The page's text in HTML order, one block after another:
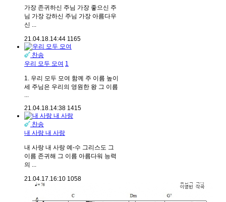
가장 존귀하신 주님 가장 좋으신 주
님 가장 강하신 주님 가장 아름다우
신 ...
21.04.18.14:44 1165
찬송
우리 모두 모여 1
1. 우리 모두 모여 함께 주 이름 높이
세 주님은 우리의 영원한 왕 그 이름
...
21.04.18.14:38 1415
찬송
내 사랑 내 사랑
내 사랑 내 사랑 예-수 그리스도 그
이름 존귀해 그 이름 아름다워 능력
의 ...
21.04.17.16:10 1058